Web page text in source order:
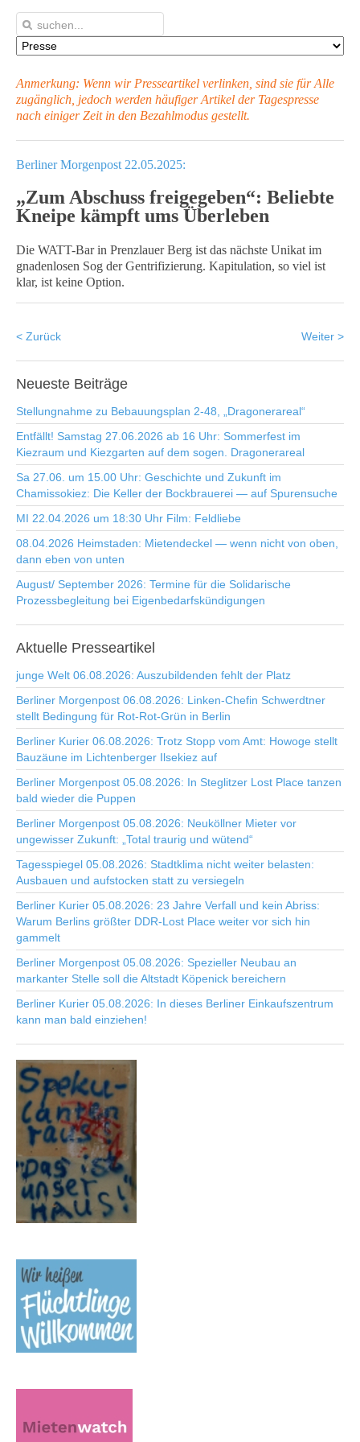
Anmerkung: Wenn wir Presseartikel verlinken, sind sie für Alle
zugänglich, jedoch werden häufiger Artikel der Tagespresse
nach einiger Zeit in den Bezahlmodus gestellt.
Berliner Morgenpost 22.05.2025:
„Zum Abschuss freigegeben“: Beliebte
Kneipe kämpft ums Überleben
Die WATT-Bar in Prenzlauer Berg ist das nächste Unikat im
gnadenlosen Sog der Gentrifizierung. Kapitulation, so viel ist
klar, ist keine Option.
< Zurück Weiter >
Neueste Beiträge
Stellungnahme zu Bebauungsplan 2-48, „Dragonerareal“
Entfällt! Samstag 27.06.2026 ab 16 Uhr: Sommerfest im
Kiezraum und Kiezgarten auf dem sogen. Dragonerareal
Sa 27.06. um 15.00 Uhr: Geschichte und Zukunft im
Chamissokiez: Die Keller der Bockbrauerei — auf Spurensuche
MI 22.04.2026 um 18:30 Uhr Film: Feldliebe
08.04.2026 Heimstaden: Mietendeckel — wenn nicht von oben,
dann eben von unten
August/ September 2026: Termine für die Solidarische
Prozessbegleitung bei Eigenbedarfskündigungen
Aktuelle Presseartikel
junge Welt 06.08.2026: Auszubildenden fehlt der Platz
Berliner Morgenpost 06.08.2026: Linken-Chefin Schwerdtner
stellt Bedingung für Rot-Rot-Grün in Berlin
Berliner Kurier 06.08.2026: Trotz Stopp vom Amt: Howoge stellt
Bauzäune im Lichtenberger Ilsekiez auf
Berliner Morgenpost 05.08.2026: In Steglitzer Lost Place tanzen
bald wieder die Puppen
Berliner Morgenpost 05.08.2026: Neuköllner Mieter vor
ungewisser Zukunft: „Total traurig und wütend“
Tagesspiegel 05.08.2026: Stadtklima nicht weiter belasten:
Ausbauen und aufstocken statt zu versiegeln
Berliner Kurier 05.08.2026: 23 Jahre Verfall und kein Abriss:
Warum Berlins größter DDR-Lost Place weiter vor sich hin
gammelt
Berliner Morgenpost 05.08.2026: Spezieller Neubau an
markanter Stelle soll die Altstadt Köpenick bereichern
Berliner Kurier 05.08.2026: In dieses Berliner Einkaufszentrum
kann man bald einziehen!